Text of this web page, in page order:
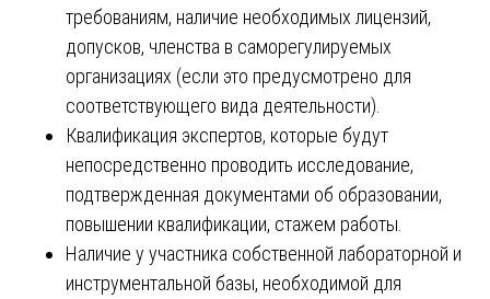
требованиям, наличие необходимых лицензий,
допусков, членства в саморегулируемых
организациях (если это предусмотрено для
соответствующего вида деятельности).
Квалификация экспертов, которые будут
непосредственно проводить исследование,
подтвержденная документами об образовании,
повышении квалификации, стажем работы.
Наличие у участника собственной лабораторной и
инструментальной базы, необходимой для